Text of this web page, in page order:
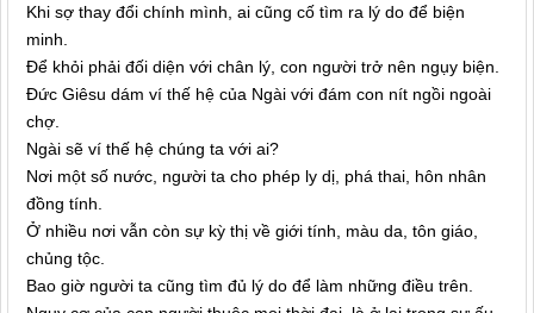
Khi sợ thay đổi chính mình, ai cũng cố tìm ra lý do để biện
minh.
Để khỏi phải đối diện với chân lý, con người trở nên ngụy biện.
Đức Giêsu dám ví thế hệ của Ngài với đám con nít ngồi ngoài
chợ.
Ngài sẽ ví thế hệ chúng ta với ai?
Nơi một số nước, người ta cho phép ly dị, phá thai, hôn nhân
đồng tính.
Ở nhiều nơi vẫn còn sự kỳ thị về giới tính, màu da, tôn giáo,
chủng tộc.
Bao giờ người ta cũng tìm đủ lý do để làm những điều trên.